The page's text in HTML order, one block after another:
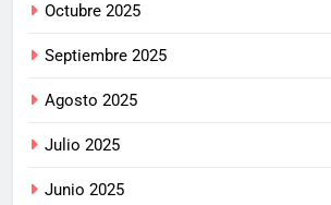
Octubre 2025
Septiembre 2025
Agosto 2025
Julio 2025
Junio 2025